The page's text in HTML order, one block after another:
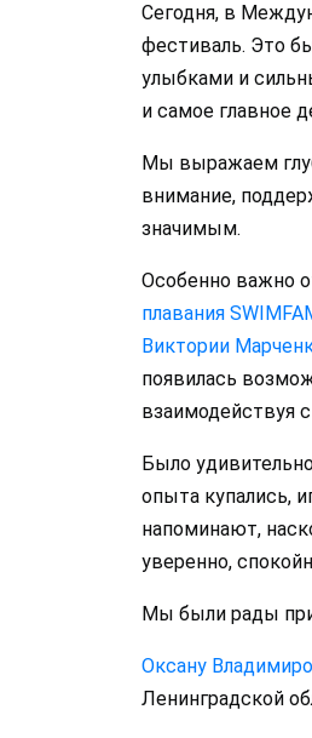
Сегодня, в
фестиваль. Это
улыбками и
и самое главное
Мы выражаем
внимание,
значимым.
Особенно важно
плавания
Виктории
появилась
взаимодействуя
Было
опыта купались,
напоминают,
уверенно,
Мы были рады
Оксану
Ленинградской